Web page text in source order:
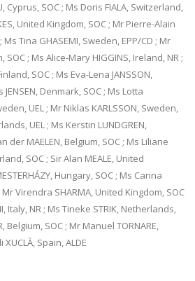
Cyprus, SOC ; Ms Doris FIALA, Switzerland,
United Kingdom, SOC ; Mr Pierre-Alain
Ms Tina GHASEMI, Sweden, EPP/CD ; Mr
SOC ; Ms Alice-Mary HIGGINS, Ireland, NR ;
SOC ; Ms Eva-Lena JANSSON,
Denmark, SOC ; Ms Lotta
UEL ; Mr Niklas KARLSSON, Sweden,
UEL ; Ms Kerstin LUNDGREN,
der MAELEN, Belgium, SOC ; Ms Liliane
SOC ; Sir Alan MEALE, United
Hungary, SOC ; Ms Carina
Mr Virendra SHARMA, United Kingdom, SOC
Italy, NR ; Ms Tineke STRIK, Netherlands,
Belgium, SOC ; Mr Manuel TORNARE,
Spain, ALDE